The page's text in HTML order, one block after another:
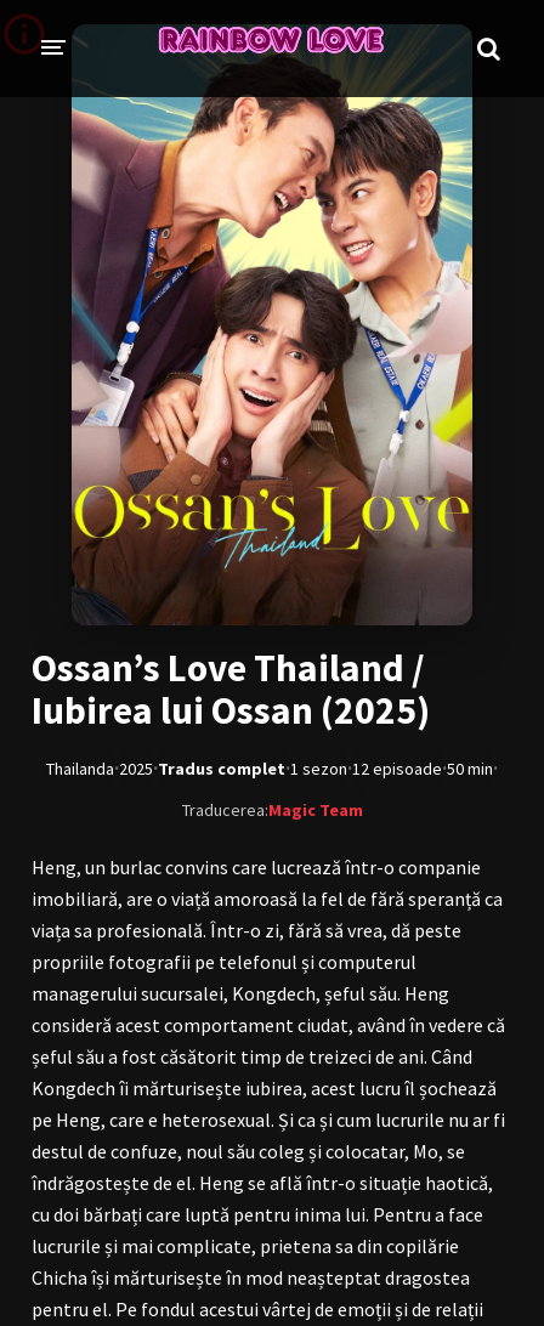
CINE SUNTEM?
BLOG
ÎN LUCRU
PROIECTE
TRADUSE COMPLET GL (Girls' Love)
ANIME FILME
EMISIUNI
COLECȚII LGBTQ
BL Thailanda BL Coreea de Sud
BL Japonia BL Taiwan
Bromance / BL China BL Vietnam
BL Philipine Cupluri Mixte
LGBTQ+ NON-ASIA
RECOMANDĂRI PROIECTE
Înregistrează-te
Contul meu Ieși
Ossan’s Love Thailand /
Iubirea lui Ossan (2025)
Thailanda·2025·Tradus complet·1 sezon·12 episoade·50 min·
Traducerea:Magic Team
Heng, un burlac convins care lucrează într-o companie
imobiliară, are o viață amoroasă la fel de fără speranță ca
viața sa profesională. Într-o zi, fără să vrea, dă peste
propriile fotografii pe telefonul și computerul
managerului sucursalei, Kongdech, șeful său. Heng
consideră acest comportament ciudat, având în vedere că
șeful său a fost căsătorit timp de treizeci de ani. Când
Kongdech îi mărturisește iubirea, acest lucru îl șochează
pe Heng, care e heterosexual. Și ca și cum lucrurile nu ar fi
destul de confuze, noul său coleg și colocatar, Mo, se
îndrăgostește de el. Heng se află într-o situație haotică,
cu doi bărbați care luptă pentru inima lui. Pentru a face
lucrurile și mai complicate, prietena sa din copilărie
Chicha își mărturisește în mod neașteptat dragostea
pentru el. Pe fondul acestui vârtej de emoții și de relații